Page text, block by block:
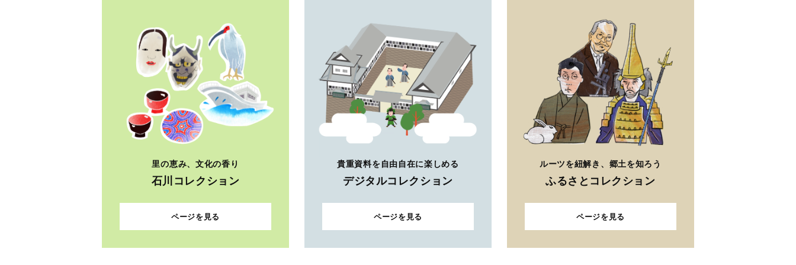
里の恵み、文化の香り
石川コレクション
ページを見る
貴重資料を自由自在に楽しめる
デジタルコレクション
ページを見る
ルーツを紐解き、郷土を知ろう
ふるさとコレクション
ページを見る